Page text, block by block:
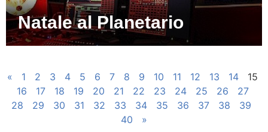
Natale al Planetario
« 1 2 3 4 5 6 7 8 9 10 11 12 13 14
15
16
17 18 19 20 21 22 23 24 25 26
27
28
29 30 31 32 33 34 35 36 37 38
39
40
»